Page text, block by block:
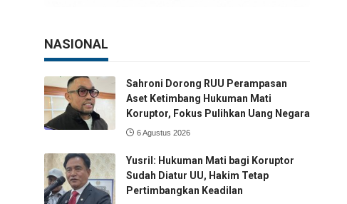
NASIONAL
Sahroni Dorong RUU Perampasan
Aset Ketimbang Hukuman Mati
Koruptor, Fokus Pulihkan Uang Negara
6 Agustus 2026
Yusril: Hukuman Mati bagi Koruptor
Sudah Diatur UU, Hakim Tetap
Pertimbangkan Keadilan